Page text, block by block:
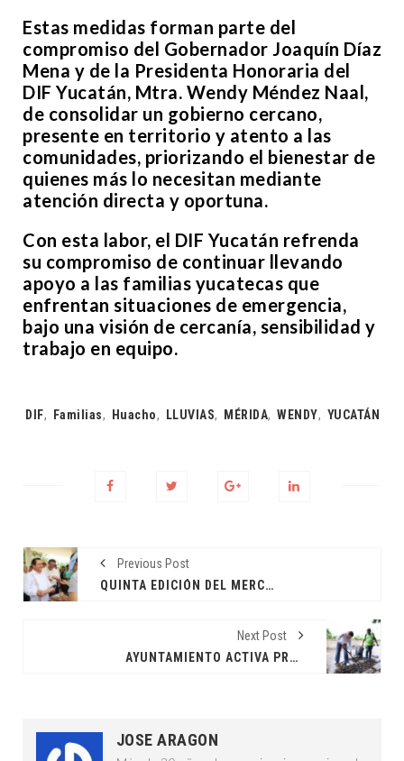
Estas medidas forman parte del
compromiso del Gobernador Joaquín Díaz
Mena y de la Presidenta Honoraria del
DIF Yucatán, Mtra. Wendy Méndez Naal,
de consolidar un gobierno cercano,
presente en territorio y atento a las
comunidades, priorizando el bienestar de
quienes más lo necesitan mediante
atención directa y oportuna.
Con esta labor, el DIF Yucatán refrenda
su compromiso de continuar llevando
apoyo a las familias yucatecas que
enfrentan situaciones de emergencia,
bajo una visión de cercanía, sensibilidad y
trabajo en equipo.
Tags:
DIF, Familias, Huacho, LLUVIAS, MÉRIDA, WENDY, YUCATÁN
Previous Post
QUINTA EDICIÓN DEL MERCADO RENACER DEL CAMPO
Next Post
AYUNTAMIENTO ACTIVA PROTOCOLO ANTE HISTÓRICAS LLUVIAS
JOSE ARAGON